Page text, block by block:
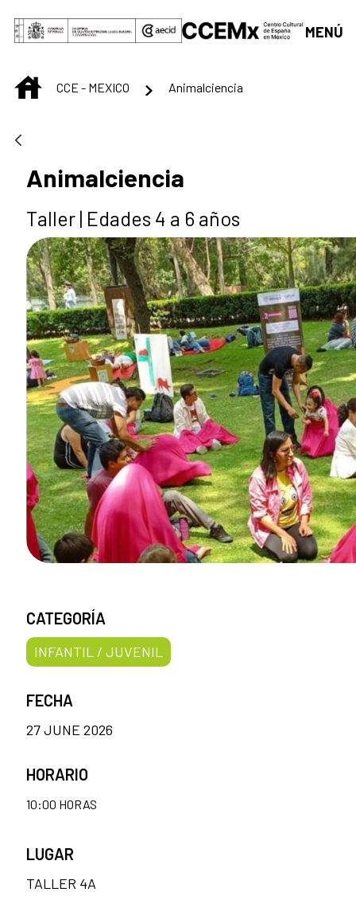
Skip to Main Content
MENÚ
INICIOCCE - MEXICO Animalciencia
Animalciencia
Taller | Edades 4 a 6 años
CATEGORÍA
INFANTIL / JUVENIL
FECHA
27 JUNE 2026
HORARIO
10:00 HORAS
LUGAR
TALLER 4A